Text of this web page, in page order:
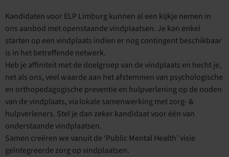
Kandidaten voor ELP Limburg kunnen al een kijkje nemen in
ons aanbod met openstaande vindplaatsen. Je kan enkel
starten op een vindplaats indien er nog contingent beschikbaar
is in het betreffende netwerk.
Heb je affiniteit met de doelgroep van de vindplaats en hecht je,
net als ons, veel waarde aan het afstemmen van psychologische
en orthopedagogische preventie en hulpverlening op de noden
van de vindplaats, via lokale samenwerking met zorg- &
hulpverleners. Stel je dan zeker kandidaat voor één van
onderstaande vindplaatsen.
Samen creëren we vanuit de ‘Public Mental Health’ visie
geïntegreerde zorg op vindplaatsen.